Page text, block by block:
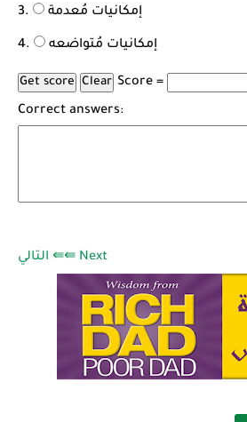
إمكانيات مُعدمة
إمكانيات مُتواضعه
Score =
Correct answers:
التالي ⇚⇚ Next